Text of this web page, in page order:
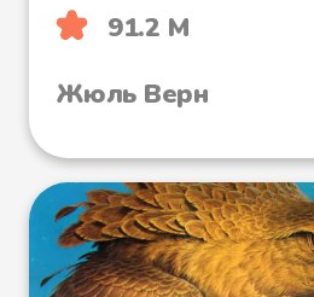
91.2 М
Жюль Верн